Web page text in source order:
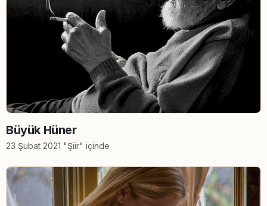
Büyük Hüner
23 Şubat 2021 "Şiir" içinde